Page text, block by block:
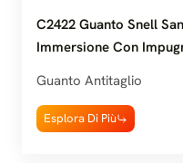
C2422 Guanto Snell
Immersione Con
Guanto Antitaglio
Esplora Di Più